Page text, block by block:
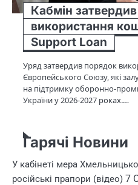
Кабмін
використання
Support Loan
Уряд затвердив порядок
Європейського Союзу, які
на підтримку оборонно-
України у 2026-2027 роках.…
Гарячі Новини
У кабінеті мера
російські прапори (відео) 7